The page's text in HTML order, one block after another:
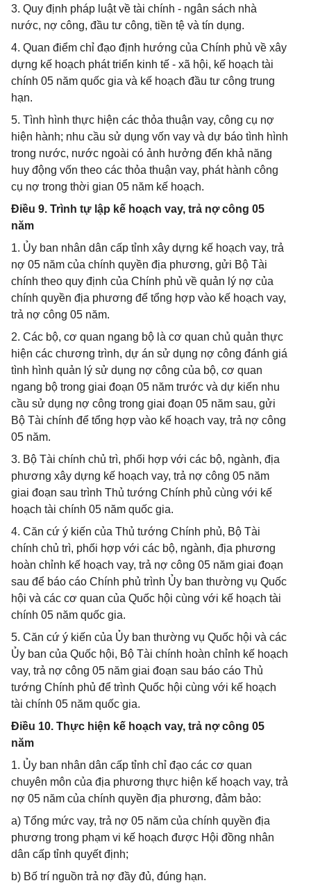
3. Quy định pháp luật về tài chính - ngân sách nhà
nước, nợ công, đầu tư công, tiền tệ và tín dụng.
4. Quan điểm chỉ đạo định hướng của Chính phủ về xây
dựng kế hoạch phát triển kinh tế - xã hội, kế hoạch tài
chính 05 năm quốc gia và kế hoạch đầu tư công trung
hạn.
5. Tình hình thực hiện các thỏa thuận vay, công cụ nợ
hiện hành; nhu cầu sử dụng vốn vay và dự báo tình hình
trong nước, nước ngoài có ảnh hưởng đến khả năng
huy động vốn theo các thỏa thuận vay, phát hành công
cụ nợ trong thời gian 05 năm kế hoạch.
Điều 9. Trình tự lập kế hoạch vay, trả nợ công 05
năm
1. Ủy ban nhân dân cấp tỉnh xây dựng kế hoạch vay, trả
nợ 05 năm của chính quyền địa phương, gửi Bộ Tài
chính theo quy định của Chính phủ về quản lý nợ của
chính quyền địa phương để tổng hợp vào kế hoạch vay,
trả nợ công 05 năm.
2. Các bộ, cơ quan ngang bộ là cơ quan chủ quản thực
hiện các chương trình, dự án sử dụng nợ công đánh giá
tình hình quản lý sử dụng nợ công của bộ, cơ quan
ngang bộ trong giai đoạn 05 năm trước và dự kiến nhu
cầu sử dụng nợ công trong giai đoạn 05 năm sau, gửi
Bộ Tài chính để tổng hợp vào kế hoạch vay, trả nợ công
05 năm.
3. Bộ Tài chính chủ trì, phối hợp với các bộ, ngành, địa
phương xây dựng kế hoạch vay, trả nợ công 05 năm
giai đoạn sau trình Thủ tướng Chính phủ cùng với kế
hoạch tài chính 05 năm quốc gia.
4. Căn cứ ý kiến của Thủ tướng Chính phủ, Bộ Tài
chính chủ trì, phối hợp với các bộ, ngành, địa phương
hoàn chỉnh kế hoạch vay, trả nợ công 05 năm giai đoạn
sau để báo cáo Chính phủ trình Ủy ban thường vụ Quốc
hội và các cơ quan của Quốc hội cùng với kế hoạch tài
chính 05 năm quốc gia.
5. Căn cứ ý kiến của Ủy ban thường vụ Quốc hội và các
Ủy ban của Quốc hội, Bộ Tài chính hoàn chỉnh kế hoạch
vay, trả nợ công 05 năm giai đoạn sau báo cáo Thủ
tướng Chính phủ để trình Quốc hội cùng với kế hoạch
tài chính 05 năm quốc gia.
Điều 10. Thực hiện kế hoạch vay, trả nợ công 05
năm
1. Ủy ban nhân dân cấp tỉnh chỉ đạo các cơ quan
chuyên môn của địa phương thực hiện kế hoạch vay, trả
nợ 05 năm của chính quyền địa phương, đảm bảo:
a) Tổng mức vay, trả nợ 05 năm của chính quyền địa
phương trong phạm vi kế hoạch được Hội đồng nhân
dân cấp tỉnh quyết định;
b) Bố trí nguồn trả nợ đầy đủ, đúng hạn.